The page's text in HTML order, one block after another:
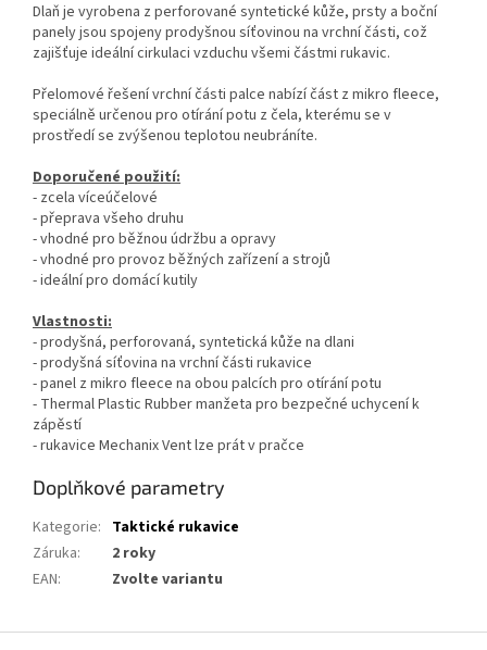
Dlaň je vyrobena z perforované syntetické kůže, prsty a boční
panely jsou spojeny prodyšnou síťovinou na vrchní části, což
zajišťuje ideální cirkulaci vzduchu všemi částmi rukavic.
Přelomové řešení vrchní části palce nabízí část z mikro fleece,
speciálně určenou pro otírání potu z čela, kterému se v
prostředí se zvýšenou teplotou neubráníte.
Doporučené použití:
- zcela víceúčelové
- přeprava všeho druhu
- vhodné pro běžnou údržbu a opravy
- vhodné pro provoz běžných zařízení a strojů
- ideální pro domácí kutily
Vlastnosti:
- prodyšná, perforovaná, syntetická kůže na dlani
- prodyšná síťovina na vrchní části rukavice
- panel z mikro fleece na obou palcích pro otírání potu
- Thermal Plastic Rubber manžeta pro bezpečné uchycení k
zápěstí
- rukavice Mechanix Vent lze prát v pračce
Doplňkové parametry
Kategorie: Taktické rukavice
Záruka:
2 roky
EAN: Zvolte variantu